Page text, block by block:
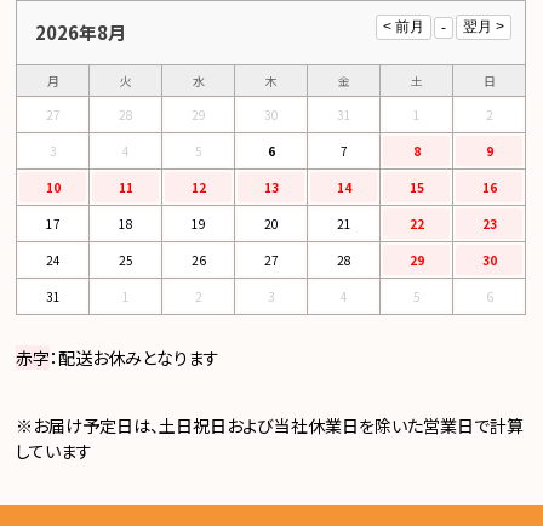
2026年8月
月 火 水 木 金 土
日
27
28 29 30 31 1
2
3
4 5 6 7 8
9
10
11 12 13 14 15
16
17
18 19 20 21 22
23
24
25 26 27 28 29
30
31
1 2 3 4 5 6
赤字：配送お休みとなります
※お届け予定日は、土日祝日および当社休業日を除いた営業日で計算
しています